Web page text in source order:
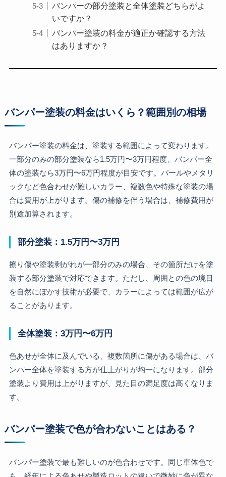
バンパーの部分塗装と全体塗装どちらがよ
いですか？
バンパー塗装の料金が適正か確認する方法
はありますか？
バンパー塗装の料金はいくら？範囲別の相場
バンパー塗装の料金は、塗装する範囲によって変わります。
一部分のみの部分塗装なら1.5万円〜3万円程度、バンパー全
体の塗装なら3万円〜6万円程度が目安です。パールやメタリ
ックなど色合わせが難しいカラー、複数色や特殊な塗装の場
合は費用が上がります。傷の補修を伴う場合は、補修費用が
別途加算されます。
部分塗装：1.5万円〜3万円
擦り傷や塗装剥がれが一部分のみの場合、その箇所だけを塗
装する部分塗装で対応できます。ただし、周囲との色の境目
を自然にぼかす技術が必要で、カラーによっては範囲が広が
ることがあります。
全体塗装：3万円〜6万円
色あせが全体に及んでいる、複数箇所に傷がある場合は、バ
ンパー全体を塗装する方が仕上がりが均一になります。部分
塗装より費用は上がりますが、見た目の満足度は高くなりま
す。
バンパー塗装で色が合わないことはある？
バンパー塗装で最も難しいのが色合わせです。同じ車体色で